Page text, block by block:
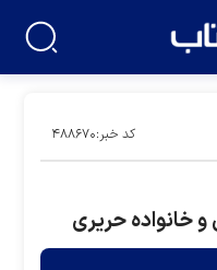
کد خبر:۴۸۸۶۷۰
و خانواده حریری